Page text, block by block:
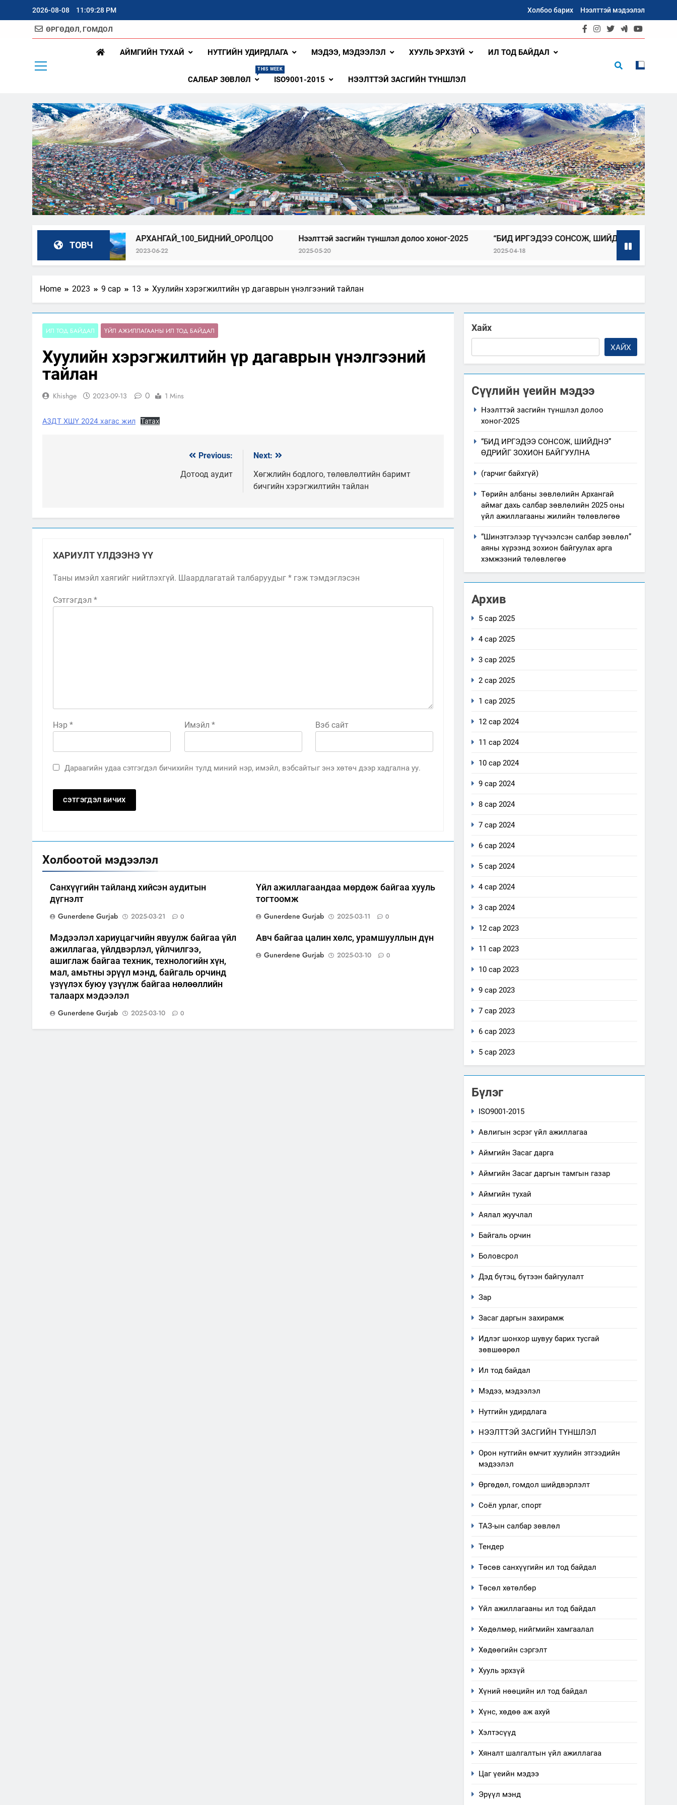
2026-08-08 11:09:29 PM Холбоо барих Нээлттэй мэдээлэл
Архангай Аймаг
ӨРГӨДӨЛ, ГОМДОЛ
АЙМГИЙН ТУХАЙ НУТГИЙН УДИРДЛАГА МЭДЭЭ, МЭДЭЭЛЭЛ ХУУЛЬ ЭРХЗҮЙ ИЛ ТОД БАЙДАЛ
САЛБАР ЗӨВЛӨЛ
THIS WEEK
ISO9001-2015 НЭЭЛТТЭЙ ЗАСГИЙН ТҮНШЛЭЛ
ТОВЧ
АРХАНГАЙ_100_БИДНИЙ_ОРОЛЦОО
2023-06-22
Нээлттэй засгийн түншлэл долоо хоног-2025 “БИД ИРГЭДЭЭ СОНСОЖ, ШИЙДНЭ” ӨДРИЙГ ЗОХИОН
Home 2023 9 сар 13 Хуулийн хэрэгжилтийн үр дагаврын үнэлгээний тайлан
ИЛ ТОД БАЙДАЛ ҮЙЛ АЖИЛЛАГААНЫ ИЛ ТОД БАЙДАЛ
Хуулийн хэрэгжилтийн үр дагаврын үнэлгээний
тайлан
Khishge 2023-09-13 0 1 Mins
АЗДТ ХШҮ 2024 хагас жил Татах
Previous:
Дотоод аудит
Next:
Хөгжлийн бодлого, төлөвлөлтийн баримт
бичгийн хэрэгжилтийн тайлан
ХАРИУЛТ ҮЛДЭЭНЭ ҮҮ
Таны имэйл хаягийг нийтлэхгүй. Шаардлагатай талбаруудыг * гэж тэмдэглэсэн
Сэтгэгдэл *
Нэр * Имэйл * Вэб сайт
Дараагийн удаа сэтгэгдэл бичихийн тулд миний нэр, имэйл, вэбсайтыг энэ хөтөч дээр хадгална уу.
Холбоотой мэдээлэл
Санхүүгийн тайланд хийсэн аудитын
дүгнэлт
Gunerdene Gurjab
2025-03-21 0
Үйл ажиллагаандаа мөрдөж байгаа хууль
тогтоомж
Gunerdene Gurjab
2025-03-11 0
Мэдээлэл хариуцагчийн явуулж байгаа үйл
ажиллагаа, үйлдвэрлэл, үйлчилгээ,
ашиглаж байгаа техник, технологийн хүн,
мал, амьтны эрүүл мэнд, байгаль орчинд
үзүүлэх буюу үзүүлж байгаа нөлөөллийн
талаарх мэдээлэл
Gunerdene Gurjab
2025-03-10 0
Авч байгаа цалин хөлс, урамшууллын дүн
Gunerdene Gurjab
2025-03-10 0
Хайх
ХАЙХ
Сүүлийн үеийн мэдээ
Нээлттэй засгийн түншлэл долоо
хоног-2025
“БИД ИРГЭДЭЭ СОНСОЖ, ШИЙДНЭ”
ӨДРИЙГ ЗОХИОН БАЙГУУЛНА
(гарчиг байхгүй)
Төрийн албаны зөвлөлийн Архангай
аймаг дахь салбар зөвлөлийн 2025 оны
үйл ажиллагааны жилийн төлөвлөгөө
“Шинэтгэлээр түүчээлсэн салбар зөвлөл”
аяны хүрээнд зохион байгуулах арга
хэмжээний төлөвлөгөө
Архив
5 сар 2025
4 сар 2025
3 сар 2025
2 сар 2025
1 сар 2025
12 сар 2024
11 сар 2024
10 сар 2024
9 сар 2024
8 сар 2024
7 сар 2024
6 сар 2024
5 сар 2024
4 сар 2024
3 сар 2024
12 сар 2023
11 сар 2023
10 сар 2023
9 сар 2023
7 сар 2023
6 сар 2023
5 сар 2023
Бүлэг
ISO9001-2015
Авлигын эсрэг үйл ажиллагаа
Аймгийн Засаг дарга
Аймгийн Засаг даргын тамгын газар
Аймгийн тухай
Аялал жуучлал
Байгаль орчин
Боловсрол
Дэд бүтэц, бүтээн байгуулалт
Зар
Засаг даргын захирамж
Идлэг шонхор шувуу барих тусгай
зөвшөөрөл
Ил тод байдал
Мэдээ, мэдээлэл
Нутгийн удирдлага
НЭЭЛТТЭЙ ЗАСГИЙН ТҮНШЛЭЛ
Орон нутгийн өмчит хуулийн этгээдийн
мэдээлэл
Өргөдөл, гомдол шийдвэрлэлт
Соёл урлаг, спорт
ТАЗ-ын салбар зөвлөл
Тендер
Төсөв санхүүгийн ил тод байдал
Төсөл хөтөлбөр
Үйл ажиллагааны ил тод байдал
Хөдөлмөр, нийгмийн хамгаалал
Хөдөөгийн сэргэлт
Хууль эрхзүй
Хүний нөөцийн ил тод байдал
Хүнс, хөдөө аж ахуй
Хэлтэсүүд
Хяналт шалгалтын үйл ажиллагаа
Цаг үеийн мэдээ
Эрүүл мэнд
“Шинэтгэлээр түүчээлсэн
хүрээнд зохион байгуулах
ТАЗ-ЫН САЛБАР ЗӨВЛӨЛ
ИЛ ТОД БАЙДАЛ
байгаа хууль тогтоомж
ИЛ ТОД БАЙДАЛ
явуулж байгаа үйл
үйлчилгээ, ашиглаж байгаа
мал, амьтны эрүүл мэнд,
Нээлттэй засгийн түншлэл